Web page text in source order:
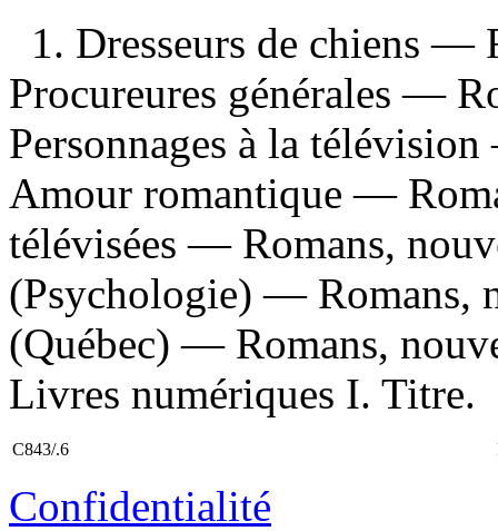
1. Dresseurs de chiens —
Procureures générales —
Personnages à la
Amour romantique —
télévisées — Romans,
(Psychologie) — Romans,
(Québec) — Romans,
Livres numériques I.
C843/.6
Confidentialité